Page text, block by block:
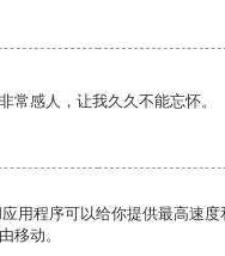
常感人，让我久久不能忘怀。
用程序可以给你提供最高速
移动。